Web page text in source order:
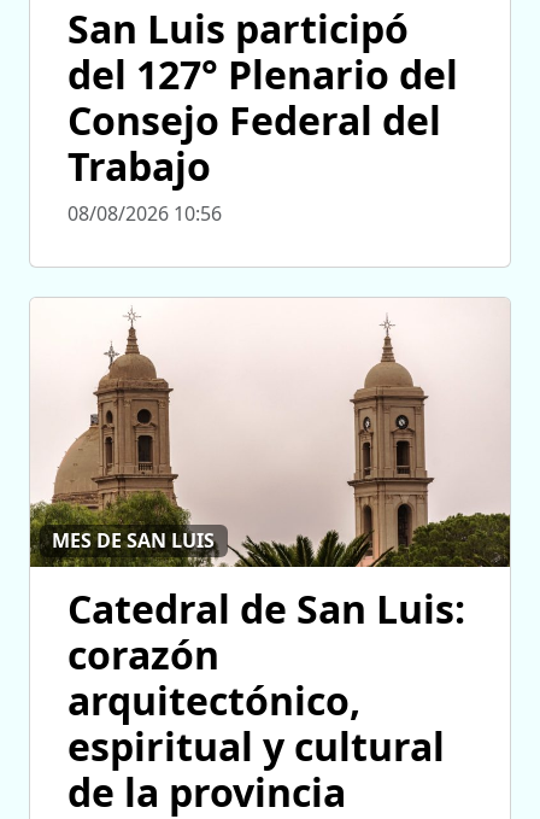
San Luis participó
del 127° Plenario del
Consejo Federal del
Trabajo
08/08/2026 10:56
MES DE SAN LUIS
Catedral de San Luis:
corazón
arquitectónico,
espiritual y cultural
de la provincia